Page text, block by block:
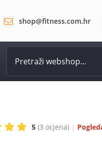
shop@fitness.com.hr
5(3 ocjena) |